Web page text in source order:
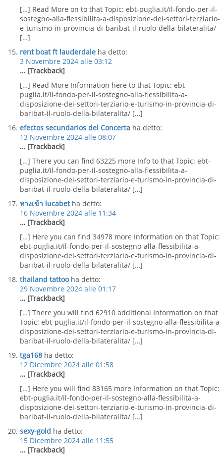
[…] Read More on to that Topic: ebt-puglia.it/il-fondo-per-il-
sostegno-alla-flessibilita-a-disposizione-dei-settori-terziario-
e-turismo-in-provincia-di-baribat-il-ruolo-della-bilateralita/
[…]
rent boat ft lauderdale ha detto:
3 Novembre 2024 alle 03:12
… [Trackback]
[…] Read More Information here to that Topic: ebt-
puglia.it/il-fondo-per-il-sostegno-alla-flessibilita-a-
disposizione-dei-settori-terziario-e-turismo-in-provincia-di-
baribat-il-ruolo-della-bilateralita/ […]
efectos secundarios del Concerta ha detto:
13 Novembre 2024 alle 08:07
… [Trackback]
[…] There you can find 63225 more Info to that Topic: ebt-
puglia.it/il-fondo-per-il-sostegno-alla-flessibilita-a-
disposizione-dei-settori-terziario-e-turismo-in-provincia-di-
baribat-il-ruolo-della-bilateralita/ […]
ทางเข้า lucabet ha detto:
16 Novembre 2024 alle 11:34
… [Trackback]
[…] Here you can find 34978 more Information on that Topic:
ebt-puglia.it/il-fondo-per-il-sostegno-alla-flessibilita-a-
disposizione-dei-settori-terziario-e-turismo-in-provincia-di-
baribat-il-ruolo-della-bilateralita/ […]
thailand tattoo ha detto:
29 Novembre 2024 alle 01:17
… [Trackback]
[…] There you will find 62910 additional Information on that
Topic: ebt-puglia.it/il-fondo-per-il-sostegno-alla-flessibilita-a-
disposizione-dei-settori-terziario-e-turismo-in-provincia-di-
baribat-il-ruolo-della-bilateralita/ […]
tga168 ha detto:
12 Dicembre 2024 alle 01:58
… [Trackback]
[…] Here you will find 83165 more Information on that Topic:
ebt-puglia.it/il-fondo-per-il-sostegno-alla-flessibilita-a-
disposizione-dei-settori-terziario-e-turismo-in-provincia-di-
baribat-il-ruolo-della-bilateralita/ […]
sexy-gold ha detto:
15 Dicembre 2024 alle 11:55
… [Trackback]